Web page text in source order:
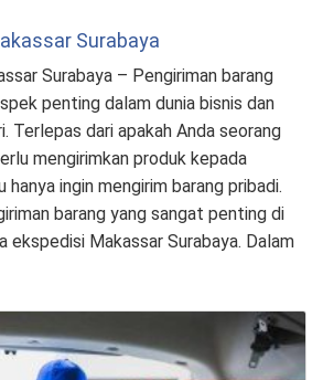
Surabaya
Surabaya – Pengiriman barang
penting dalam dunia bisnis dan
Terlepas dari apakah Anda seorang
mengirimkan produk kepada
hanya ingin mengirim barang pribadi.
barang yang sangat penting di
ekspedisi Makassar Surabaya. Dalam